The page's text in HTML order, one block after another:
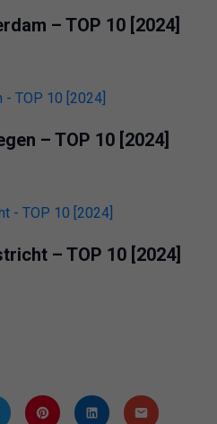
– TOP 10 [2024]
– TOP 10 [2024]
– TOP 10 [2024]